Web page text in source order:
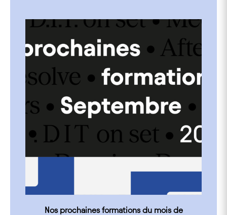
Nos prochaines formations du mois de